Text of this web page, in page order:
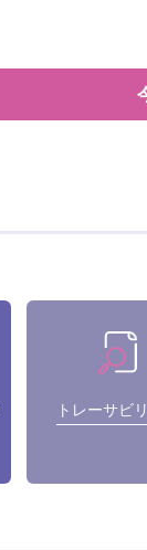
トレーサビ